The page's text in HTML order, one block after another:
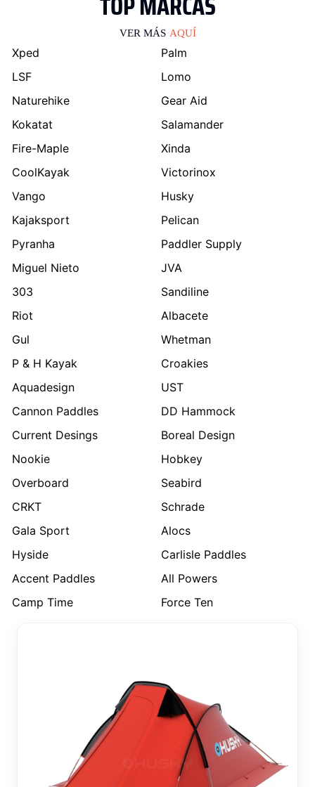
VER MÁS AQUÍ
Xped
Palm
LSF
Lomo
Naturehike
Gear Aid
Kokatat
Salamander
Fire-Maple
Xinda
CoolKayak
Victorinox
Vango
Husky
Kajaksport
Pelican
Pyranha
Paddler Supply
Miguel Nieto
JVA
303
Sandiline
Riot
Albacete
Gul
Whetman
P & H Kayak
Croakies
Aquadesign
UST
Cannon Paddles
DD Hammock
Current Desings
Boreal Design
Nookie
Hobkey
Overboard
Seabird
CRKT
Schrade
Gala Sport
Alocs
Hyside
Carlisle Paddles
Accent Paddles
All Powers
Camp Time
Force Ten